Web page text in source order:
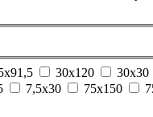
30x120 30x30
7,5x30 75x150